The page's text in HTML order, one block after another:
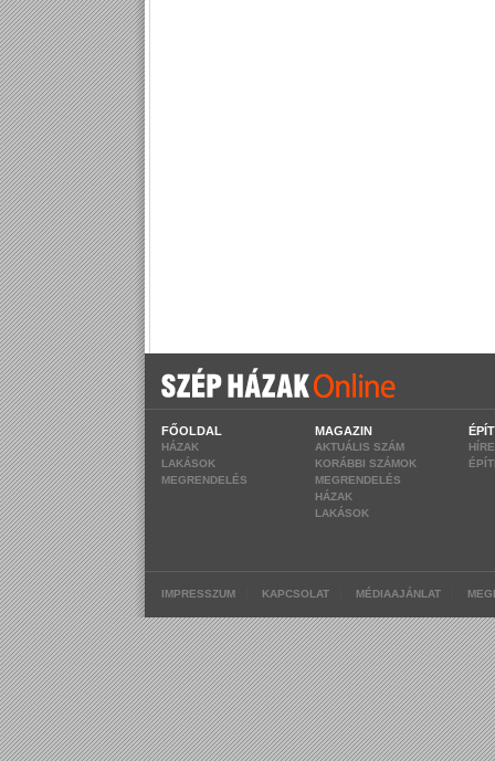
FŐOLDAL
HÁZAK
LAKÁSOK
MEGRENDELÉS
MAGAZIN
AKTUÁLIS SZÁM
KORÁBBI SZÁMOK
MEGRENDELÉS
HÁZAK
LAKÁSOK
IMPRESSZUM KAPCSOLAT MÉDIAAJÁNLAT